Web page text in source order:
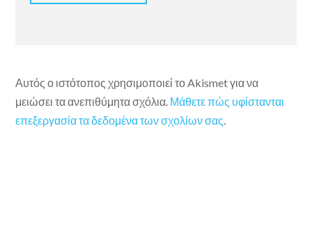
Αυτός ο ιστότοπος χρησιμοποιεί το Akismet για να
μειώσει τα ανεπιθύμητα σχόλια. Μάθετε πώς υφίστανται
επεξεργασία τα δεδομένα των σχολίων σας.